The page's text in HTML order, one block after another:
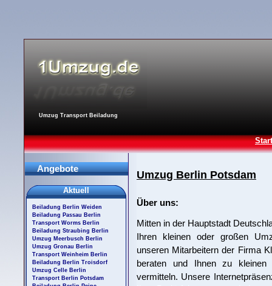
Umzug Transport Beiladung
Umzug Berlin Potsdam
Über uns:
Mitten in der Hauptstadt
Ihren kleinen oder großen
unseren Mitarbeitern der Firma
beraten und Ihnen zu kleinen
vermitteln. Unsere
Angebote
Aktuell
Beiladung Berlin Weiden
Beiladung Passau Berlin
Transport Worms Berlin
Beiladung Straubing Berlin
Umzug Meerbusch Berlin
Umzug Gronau Berlin
Transport Weinheim Berlin
Beiladung Berlin Troisdorf
Umzug Celle Berlin
Transport Berlin Potsdam